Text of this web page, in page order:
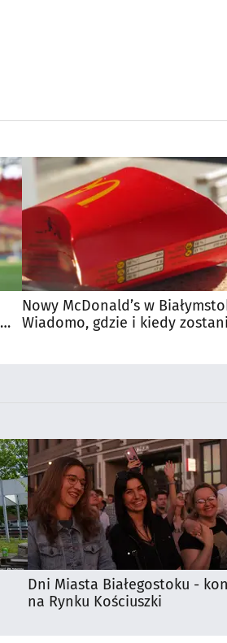
Nowy McDonald’s w
Wiadomo, gdzie i kiedy
Dni Miasta Białegostoku -
na Rynku Kościuszki